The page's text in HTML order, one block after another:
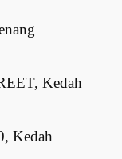
Kedah
Kedah